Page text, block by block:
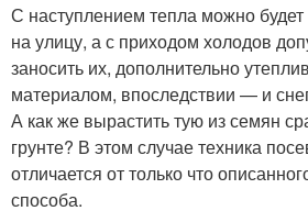
С наступлением тепла можно
на улицу, а с приходом холодов
заносить их, дополнительно
материалом, впоследствии — и
А как же вырастить тую из семян
грунте? В этом случае техника
отличается от только что
способа.